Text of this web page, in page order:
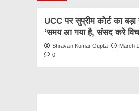
UCC पर सुप्रीम कोर्ट का
‘समय आ गया है, संसद करे
Shravan Kumar Gupta
March
0